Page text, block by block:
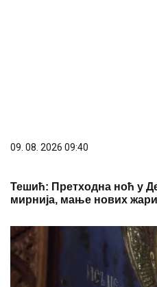
09. 08. 2026 09:40
Тешић: Претходна ноћ у
мирнија, мање нових